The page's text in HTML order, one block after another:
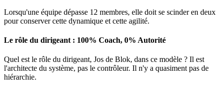
Lorsqu'une équipe dépasse 12 membres, elle doit se scinder en deux
pour conserver cette dynamique et cette agilité.
Le rôle du dirigeant : 100% Coach, 0% Autorité
Quel est le rôle du dirigeant, Jos de Blok, dans ce modèle ? Il est
l'architecte du système, pas le contrôleur. Il n'y a quasiment pas de
hiérarchie.